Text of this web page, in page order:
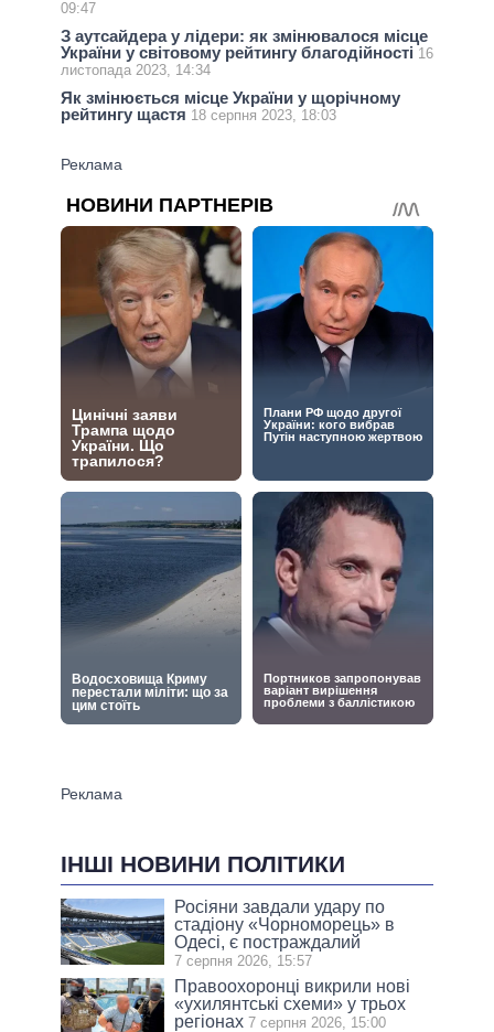
09:47
З аутсайдера у лідери: як змінювалося місце
України у світовому рейтингу благодійності 16
листопада 2023, 14:34
Як змінюється місце України у щорічному
рейтингу щастя 18 серпня 2023, 18:03
ІНШІ НОВИНИ ПОЛІТИКИ
Росіяни завдали удару по
стадіону «Чорноморець» в
Одесі, є постраждалий
7 серпня 2026, 15:57
Правоохоронці викрили нові
«ухилянтські схеми» у трьох
регіонах 7 серпня 2026, 15:00